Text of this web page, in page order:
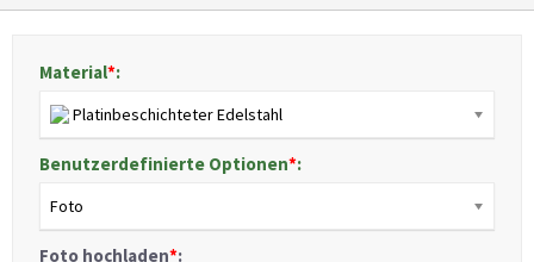
Material*:
Platinbeschichteter Edelstahl
Benutzerdefinierte Optionen*:
Foto
Foto hochladen*: